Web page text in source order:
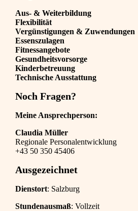
Aus- & Weiterbildung
Flexibilität
Vergünstigungen & Zuwendungen
Essenszulagen
Fitnessangebote
Gesundheitsvorsorge
Kinderbetreuung
Technische Ausstattung
Noch Fragen?
Meine Ansprechperson:
Claudia Müller
Regionale Personalentwicklung
+43 50 350 45406
Ausgezeichnet
Dienstort: Salzburg
Stundenausmaß: Vollzeit